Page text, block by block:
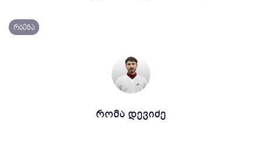
რბენა
რომა დევიძე